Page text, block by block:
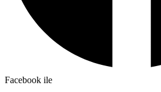
Facebook ile